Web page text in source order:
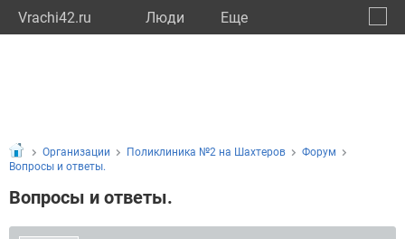
Vrachi42.ru Люди Eще
Организации Поликлиника №2 на Шахтеров
Форум
Вопросы и ответы.
Вопросы и ответы.